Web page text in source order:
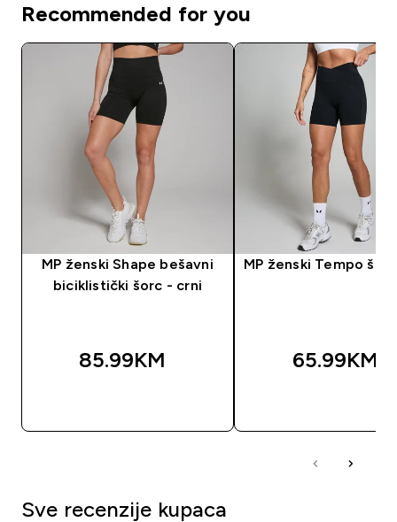
Recommended for you
MP ženski Shape bešavni
biciklistički šorc - crni
85.99KM‎
MP ženski Tempo
65.99KM‎
Sve recenzije kupaca